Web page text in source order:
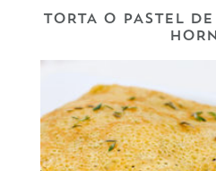
TORTA O PASTEL